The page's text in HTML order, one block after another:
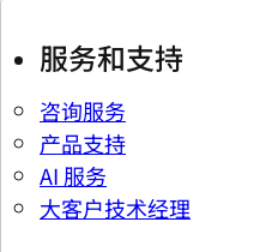
服务和支持
咨询服务
产品支持
AI 服务
大客户技术经理